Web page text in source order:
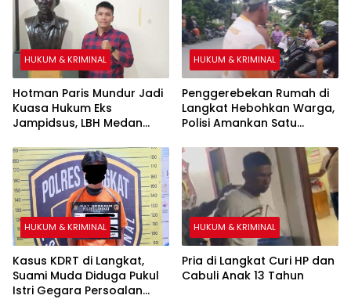
HUKUM & KRIMINAL
Hotman Paris Mundur Jadi
Kuasa Hukum Eks
Jampidsus, LBH Medan
Alih
HUKUM & KRIMINAL
Penggerebekan Rumah di
Langkat Hebohkan Warga,
Polisi Amankan Satu
HUKUM & KRIMINAL
Kasus KDRT di Langkat,
Suami Muda Diduga Pukul
Istri Gegara Persoalan
HUKUM & KRIMINAL
Pria di Langkat Curi HP dan
Cabuli Anak 13 Tahun